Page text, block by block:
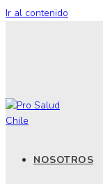
Ir al contenido
NOSOTROS